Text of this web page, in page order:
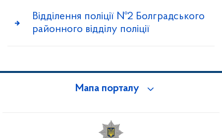
Відділення поліції №2 Болградського
районного відділу поліції
Мапа порталу